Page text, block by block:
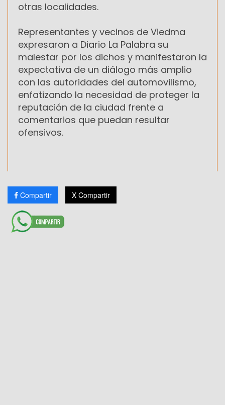
otras localidades.
Representantes y vecinos de Viedma
expresaron a Diario La Palabra su
malestar por los dichos y manifestaron la
expectativa de un diálogo más amplio
con las autoridades del automovilismo,
enfatizando la necesidad de proteger la
reputación de la ciudad frente a
comentarios que puedan resultar
ofensivos.
Compartir X Compartir